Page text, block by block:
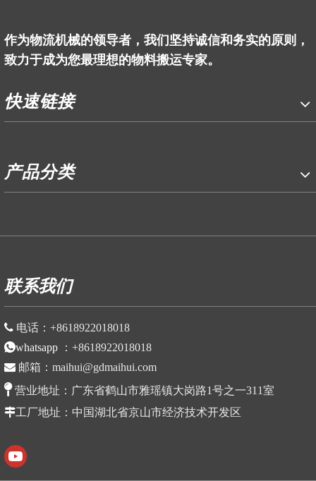
作为物流机械的领导者，我们坚持诚信和务实的原则，
致力于成为您最理想的物料搬运专家。
快速链接
产品分类
联系我们
 电话： +8618922018018
whatsapp
： +8618922018018
 邮箱： maihui@gdmaihui.com
 营业地址： 广东省鹤山市雅瑶镇大岗路1号之一311室
工厂地址 ：中国湖北省京山市经济技术开发区